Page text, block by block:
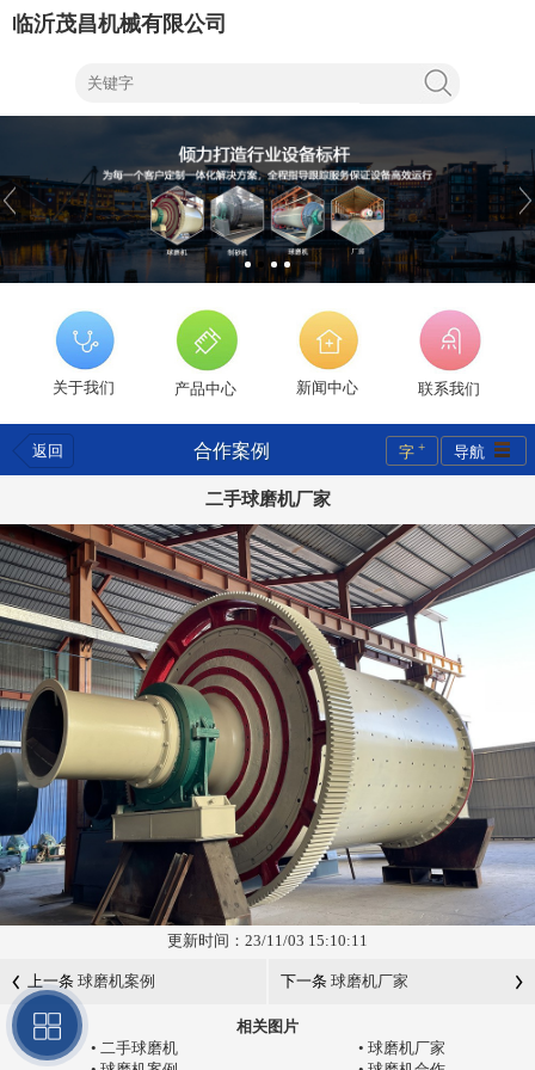
临沂茂昌机械有限公司
关于我们 产品中心 新闻中心 联系我们
返回 合作案例 导航
字 +
二手球磨机厂家
更新时间：23/11/03 15:10:11
上一条 球磨机案例 下一条 球磨机厂家
相关图片
• 二手球磨机 • 球磨机厂家